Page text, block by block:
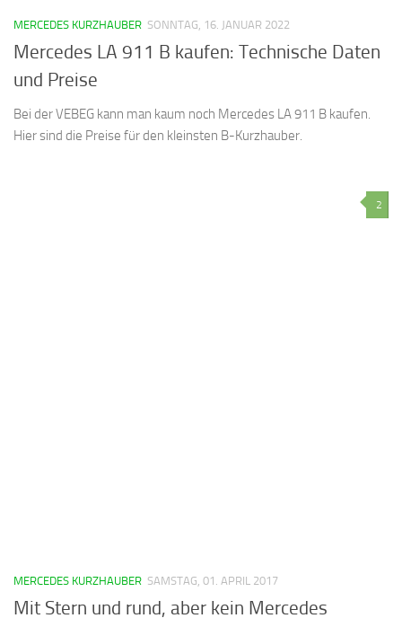
MERCEDES KURZHAUBER SONNTAG, 16. JANUAR 2022
Mercedes LA 911 B kaufen: Technische Daten
und Preise
Bei der VEBEG kann man kaum noch Mercedes LA 911 B kaufen.
Hier sind die Preise für den kleinsten B-Kurzhauber.
2
MERCEDES KURZHAUBER SAMSTAG, 01. APRIL 2017
Mit Stern und rund, aber kein Mercedes